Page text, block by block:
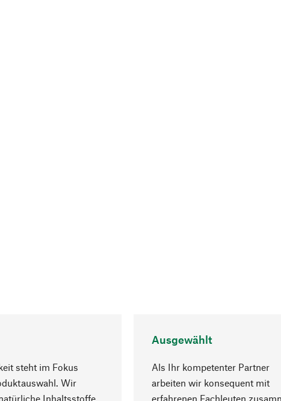
steht im Fokus
Wir
Inhaltsstoffe
Ausgewählt
Als Ihr kompetenter Partner
arbeiten wir konsequent mit
erfahrenen Fachleuten